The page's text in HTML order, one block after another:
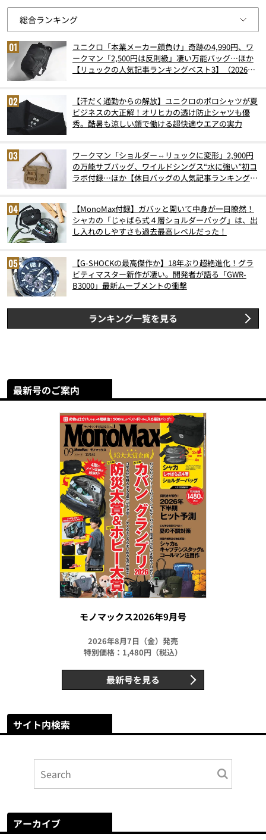
ユニクロ「本業メーカー顔負け」奇跡の4,990円、ワ
ークマン「2,500円は反則級」凄い万能バッグ…ほか
【リュックの人気記事ランキングベスト3】（2026年
【汗だく通勤からの解放】ユニクロのポロシャツが夏
ビジネスの大正解！オリヒカの透け防止シャツも優
秀。酷暑も涼しい顔で働ける超快適ウエアの実力
ワークマン「ショルダー⇔リュックに変形」2,900円
の万能サブバッグ、ワイルドシングス“水に強い”初コ
ラボ付録…ほか【休日バッグの人気記事ランキングベ
【MonoMax付録】ガバッと開いて中身が一目瞭然！
シャカの「じゃばら式４層ショルダーバッグ」は、出
し入れのしやすさも過去最高レベルだった！
【G-SHOCKの最高傑作か】18年ぶり超絶進化！グラ
ビティマスター新作が凄い。開発者が語る「GWR-
B3000」最新ムーブメントの衝撃
ランキング一覧を見る
最新号のご案内
モノマックス2026年9月号
2026年8月7日（金）発売
特別価格：1,480円（税込）
最新号を見る
サイト内検索
アーカイブ